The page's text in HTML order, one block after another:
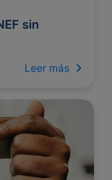
sin
Leer más